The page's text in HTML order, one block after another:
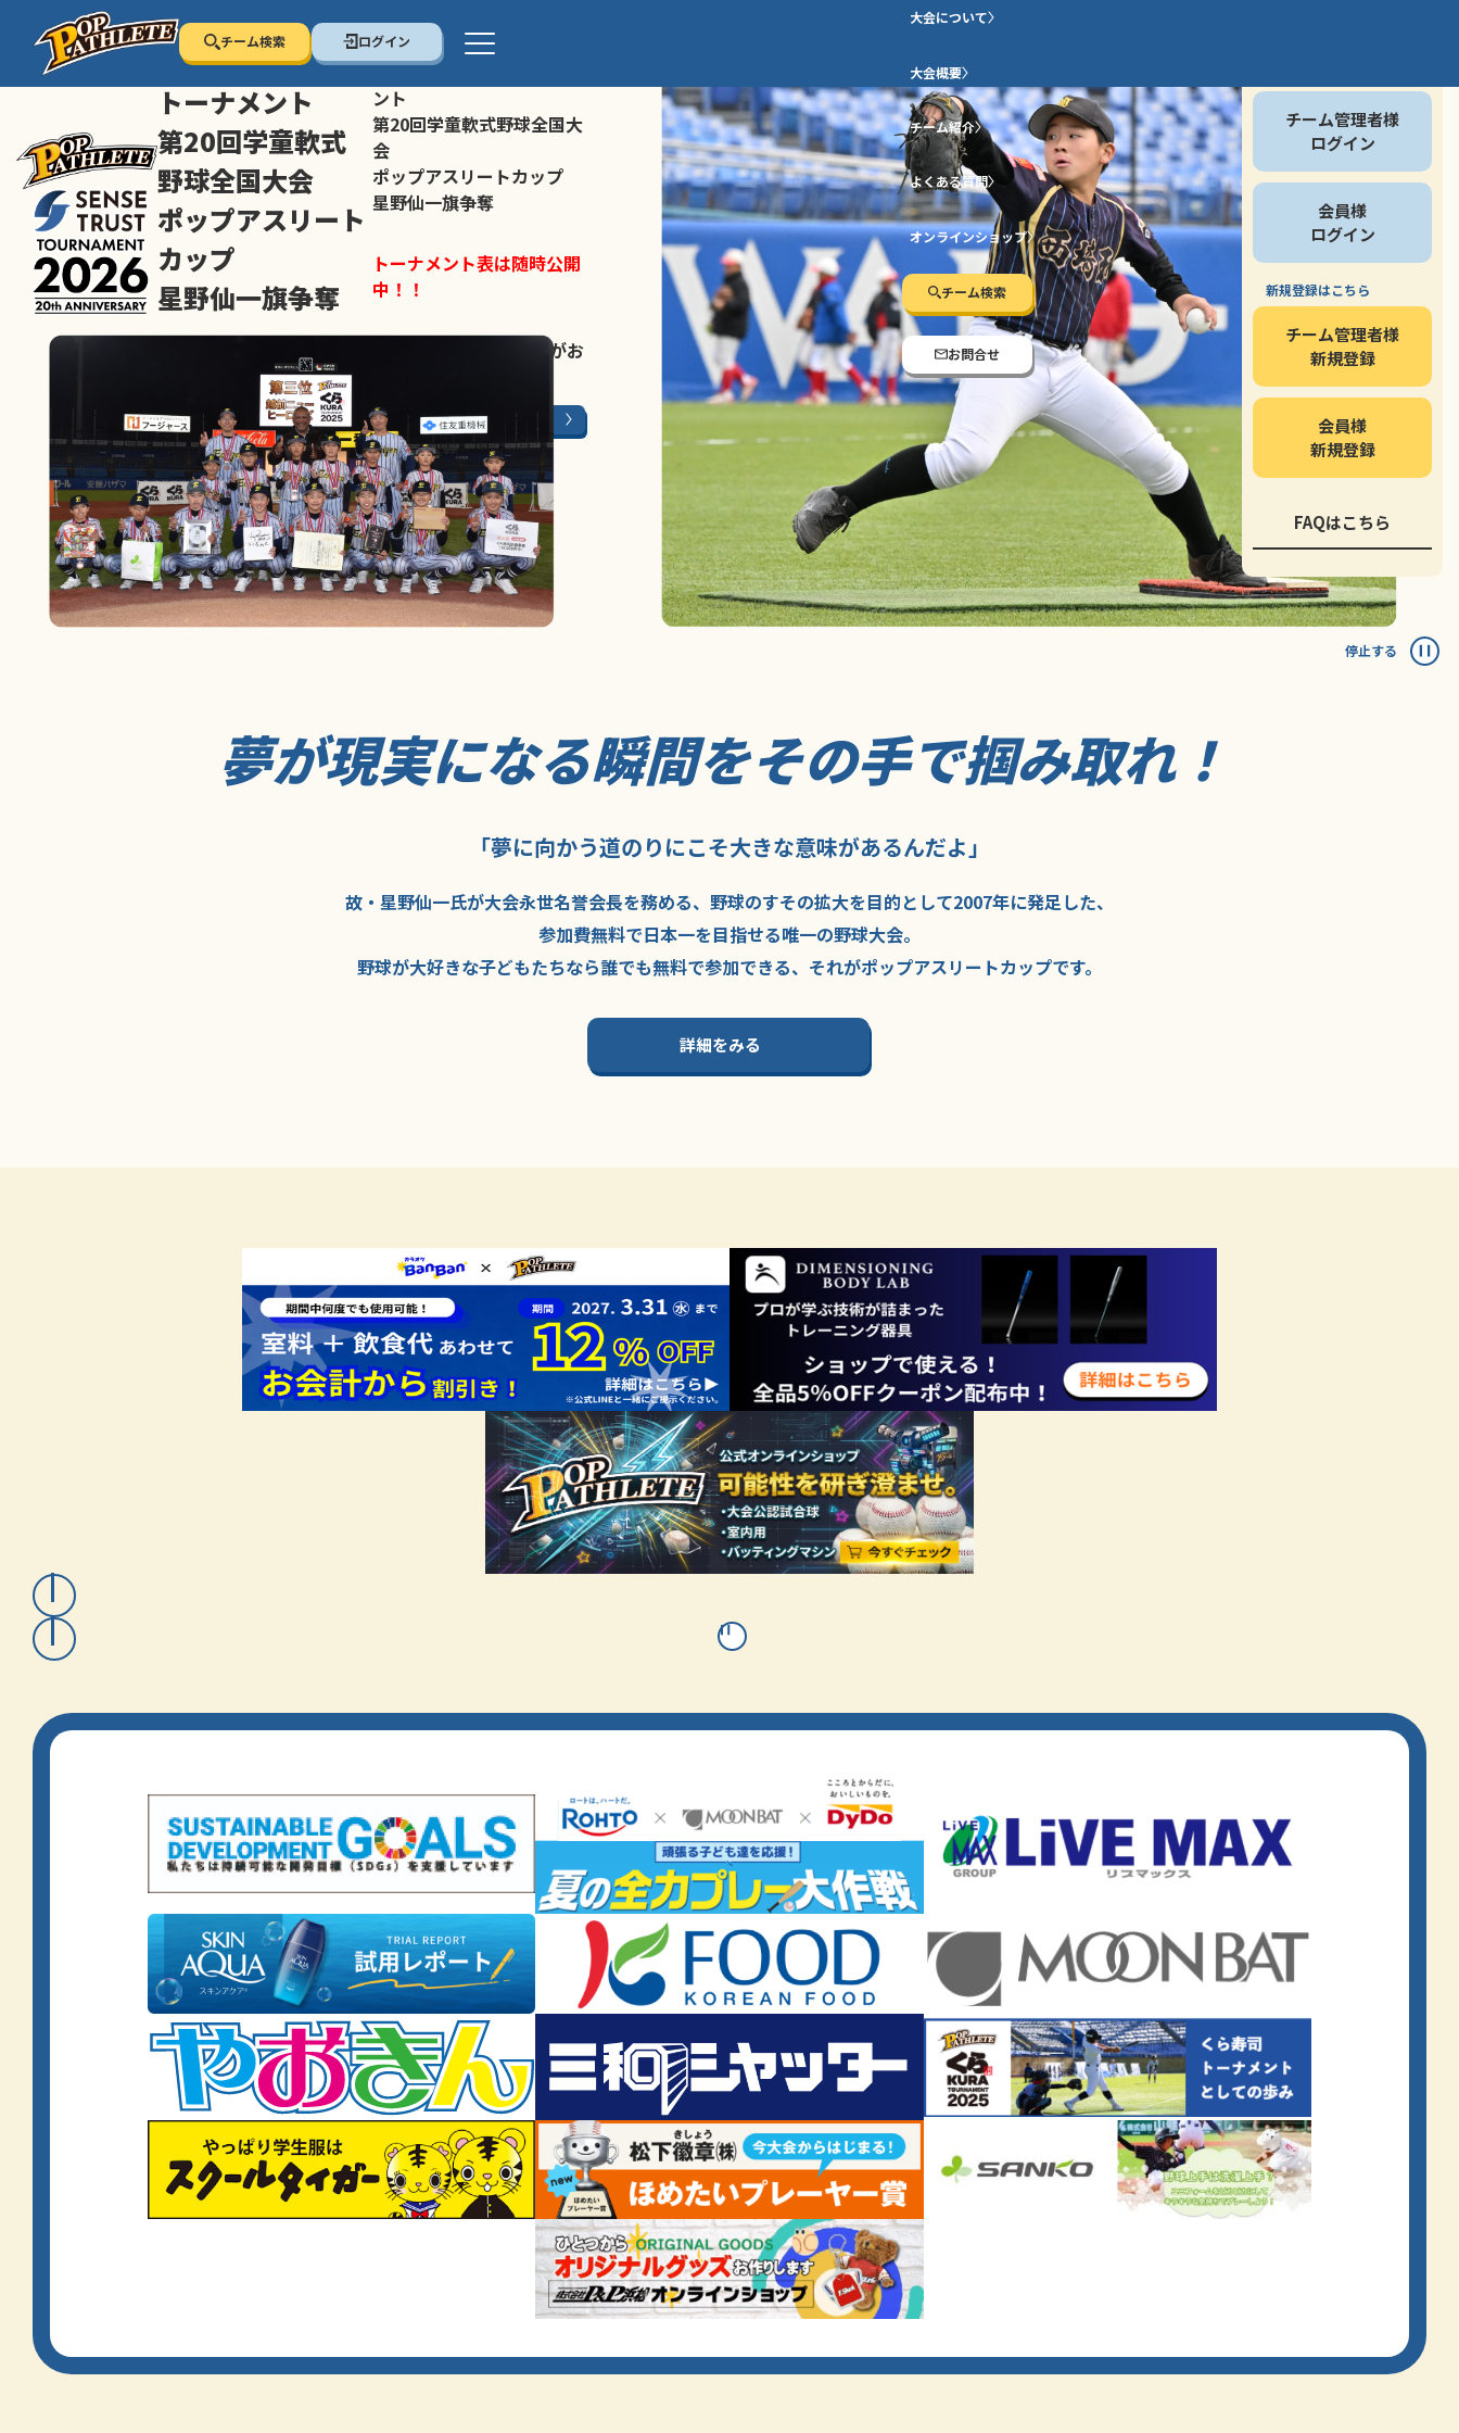
チーム検索 ログイン
大会について
大会概要
チーム紹介
よくある質問
オンラインショップ
チーム検索
お問合せ
停止する
センス・トラスト
トーナメント
第20回学童軟式
野球全国大会
ポップアスリート
カップ
星野仙一旗争奪
トーナメント表は随時公開
センス・トラストトーナメ
ント
第20回学童軟式野球全国大
会
ポップアスリートカップ
星野仙一旗争奪
トーナメント表は随時公開
中！！
がお
大会ページはこちら
チーム管理者様
ログイン
会員様
ログイン
新規登録はこちら
チーム管理者様
新規登録
会員様
新規登録
FAQはこちら
夢が現実になる瞬間をその手で掴み取れ！
「夢に向かう道のりにこそ大きな意味があるんだよ」
故・星野仙一氏が大会永世名誉会長を務める、野球のすその拡大を目的として2007年に発足した、
参加費無料で日本一を目指せる唯一の野球大会。
野球が大好きな子どもたちなら誰でも無料で参加できる、 それがポップアスリートカップです。
詳細をみる